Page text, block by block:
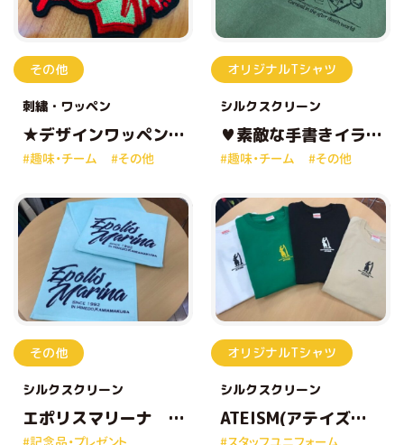
その他
刺繍 ワッペン
★デザインワッペン
★
#趣味・チーム #その他
オリジナルTシャツ
シルクスクリーン
♥素敵な手書きイラ
スト♥
#趣味・チーム #その他
その他
シルクスクリーン
エポリスマリーナ
様
オリジナルTシャツ
シルクスクリーン
ATEISM(アテイズ
ム）様